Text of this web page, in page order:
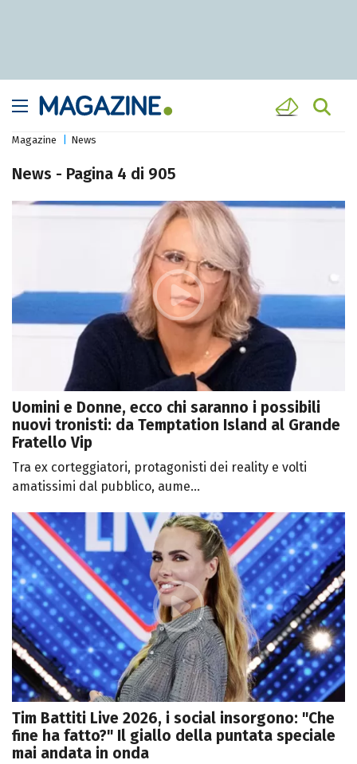
Magazine News
News - Pagina 4 di 905
Uomini e Donne, ecco chi saranno i possibili
nuovi tronisti: da Temptation Island al Grande
Fratello Vip
Tra ex corteggiatori, protagonisti dei reality e volti
amatissimi dal pubblico, aume...
Tim Battiti Live 2026, i social insorgono: "Che
fine ha fatto?" Il giallo della puntata speciale
mai andata in onda